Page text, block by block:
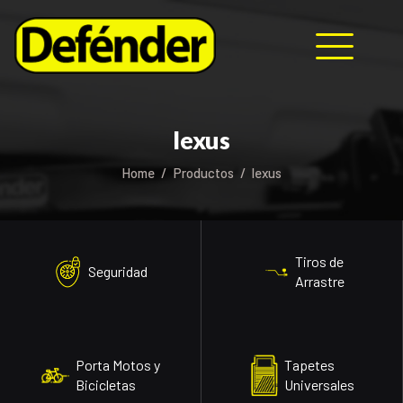
lexus
Home Productos lexus
Seguridad
Tiros de
Arrastre
Porta Motos y
Bicicletas
Tapetes
Universales
PRODUCTOS
BLOG
CONTACTO